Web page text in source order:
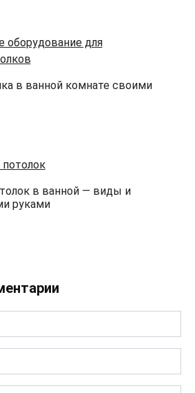
в ванной комнате своими
в ванной — виды и
руками